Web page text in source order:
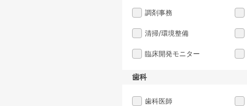
調剤事務
清掃/環境整備
臨床開発モニター
歯科
歯科医師